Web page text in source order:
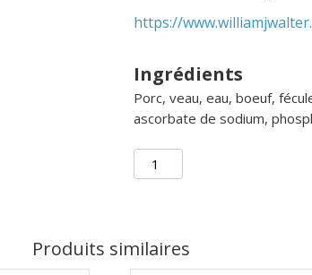
https://
Ingrédients
Porc, veau, eau, boeuf,
ascorbate de sodium,
quantité
6/PQT
(28,49/KG)
Produits similaires